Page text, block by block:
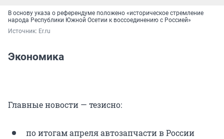
В основу указа о референдуме положено «историческое стремление
народа Республики Южной Осетии к воссоединению с Россией»
Источник: Er.ru
Экономика
Главные новости — тезисно:
по итогам апреля автозапчасти в России